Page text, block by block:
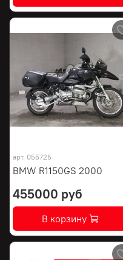
арт. 055725
BMW R1150GS 2000
455000 руб
В корзину